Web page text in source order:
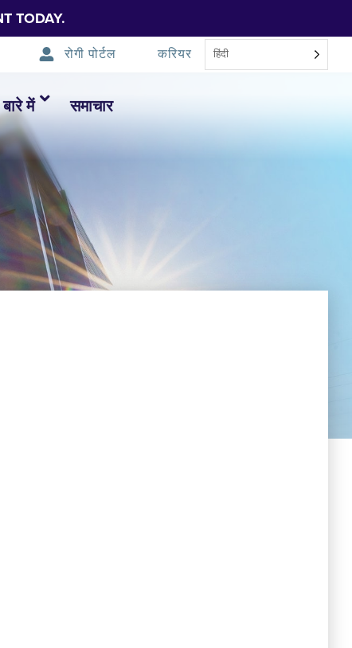
TODAY.
रोगी पोर्टल करियर हिंदी
में समाचार